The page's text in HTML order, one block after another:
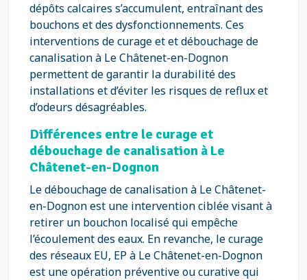
dépôts calcaires s’accumulent, entraînant des
bouchons et des dysfonctionnements. Ces
interventions de curage et et débouchage de
canalisation à Le Châtenet-en-Dognon
permettent de garantir la durabilité des
installations et d’éviter les risques de reflux et
d’odeurs désagréables.
Différences entre le curage et
débouchage de canalisation à Le
Châtenet-en-Dognon
Le débouchage de canalisation à Le Châtenet-
en-Dognon est une intervention ciblée visant à
retirer un bouchon localisé qui empêche
l’écoulement des eaux. En revanche, le curage
des réseaux EU, EP à Le Châtenet-en-Dognon
est une opération préventive ou curative qui